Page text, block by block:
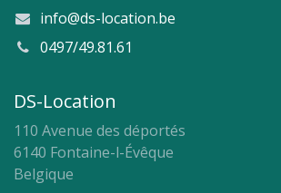
info@ds-location.be
0497/49.81.61
DS-Location
110 Avenue des déportés
6140 Fontaine-l-Évêque
Belgique